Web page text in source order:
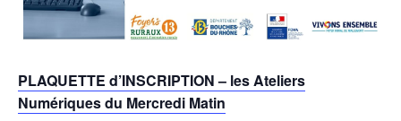
PLAQUETTE d’INSCRIPTION – les Ateliers
Numériques du Mercredi Matin